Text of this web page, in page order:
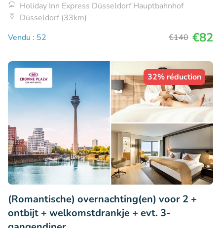
Holiday Inn Express Düsseldorf Hauptbahnhof
Düsseldorf (33km)
Vendu : 52
€140 €82
32% réduction
(Romantische) overnachting(en) voor 2 +
ontbijt + welkomstdrankje + evt. 3-